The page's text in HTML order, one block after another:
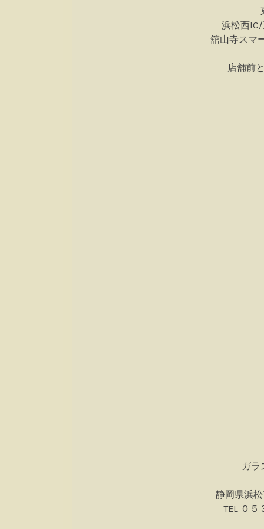
浜松西
舘山寺スマ
店舗前
ガラ
静岡県浜
TEL ０５